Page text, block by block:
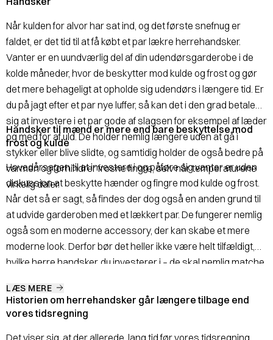
Når kulden for alvor har sat ind, og det første snefnug er
faldet, er det tid til at få købt et par lækre herrehandsker.
Vanter er en uundværlig del af din udendørsgarderobe i de
kolde måneder, hvor de beskytter mod kulde og frost og gør
det mere behageligt at opholde sig udendørs i længere tid. Er
du på jagt efter et par nye luffer, så kan det i den grad betale
sig at investere i et par gode af slagsen for eksempel af læder
og med for af uld. De holder nemlig længere uden at gå i
stykker eller blive slidte, og samtidig holder de også bedre på
varmen og forhindrer frosne fingre, selv når temperaturene
virkelig daler.
Handsker til mænd er mere end bare beskyttelse mod
frost og kulde
Hovedårsagen til at investere i og påføre sig vanter er uden
diskussion at beskytte hænder og fingre mod kulde og frost.
Når det så er sagt, så findes der dog også en anden grund til
at udvide garderoben med et lækkert par. De fungerer nemlig
også som en moderne accessory, der kan skabe et mere
moderne look. Derfor bør det heller ikke være helt tilfældigt,
hvilke herre handsker, du investerer i – de skal nemlig matche
give lidt mere liv til din ensfarvede eller diskrete jakke med et
par farverige eller mønstrede luffer eller supplere det
LÆS MERE
Historien om herrehandsker går længere tilbage end
vores tidsregning
Det viser sig, at der allerede, lang tid før vores tidsregning